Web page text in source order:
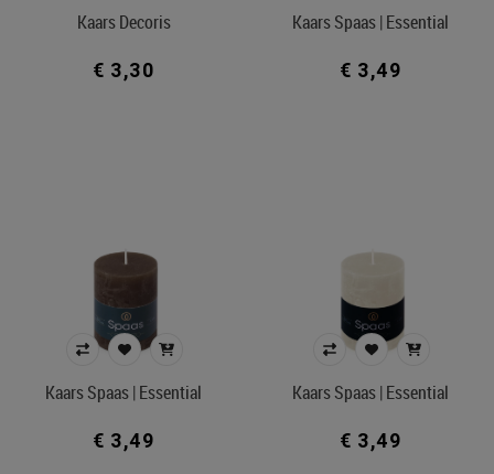
Kaars Decoris
€ 3,30
Kaars Spaas | Essential
€ 3,49
Kaars Spaas | Essential
€ 3,49
Kaars Spaas | Essential
€ 3,49